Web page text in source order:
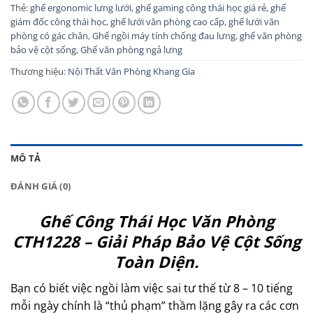
Thẻ:ghế ergonomic lưng lưới,ghế gaming công thái học giá rẻ,ghế
giám đốc công thái học,ghế lưới văn phòng cao cấp,ghế lưới văn
phòng có gác chân,Ghế ngồi máy tính chống đau lưng,ghế văn phòng
bảo vệ cột sống,Ghế văn phòng ngả lưng
Thương hiệu: Nội Thất Văn Phòng Khang Gia
MÔ TẢ
ĐÁNH GIÁ (0)
Ghế Công Thái Học Văn Phòng
CTH1228 – Giải Pháp Bảo Vệ Cột Sống
Toàn Diện.
Bạn có biết việc ngồi làm việc sai tư thế từ 8 – 10 tiếng
mỗi ngày chính là “thủ phạm” thầm lặng gây ra các cơn